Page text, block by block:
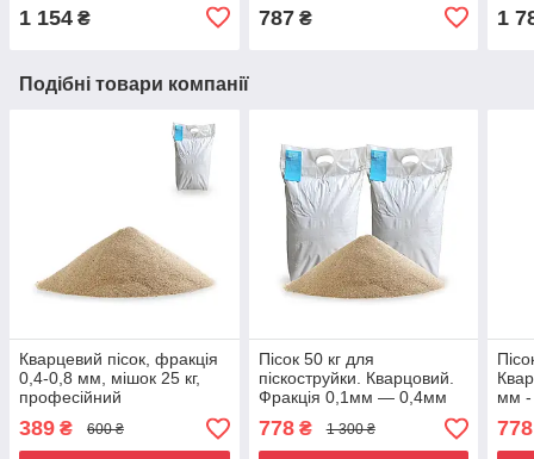
1 154 ₴ 787₴ 1
Подібні товари компанії
Кварцевий пісок, фракція
0,4-0,8 мм, мішок 25 кг,
професійний
389 ₴ 600 ₴
Пісок 50 кг для
піскоструйки. Кварцовий.
Фракція 0,1мм — 0,4мм
778₴ 1 300 ₴
мм
778